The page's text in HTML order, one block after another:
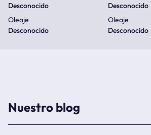
Desconocido
Oleaje
Desconocido
Desconocido
Oleaje
Desconocido
Nuestro blog